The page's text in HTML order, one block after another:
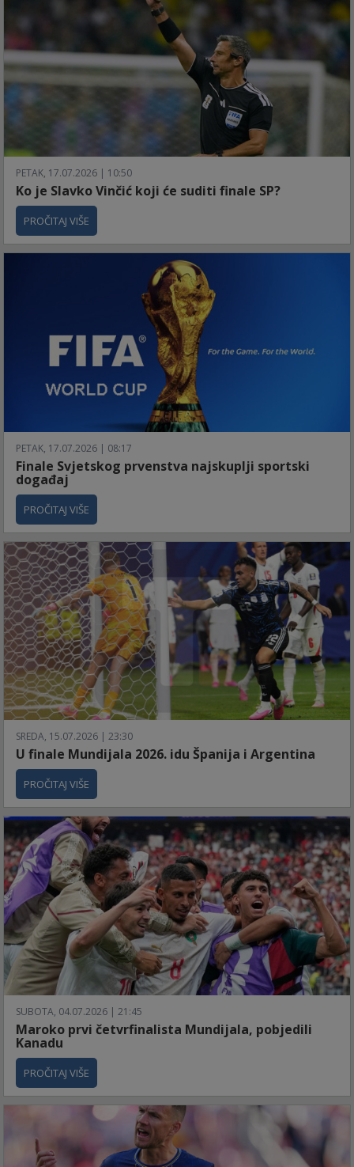
PETAK, 17.07.2026 | 10:50
Ko je Slavko Vinčić koji će suditi finale SP?
PROČITAJ VIŠE
PETAK, 17.07.2026 | 08:17
Finale Svjetskog prvenstva najskuplji sportski
događaj
PROČITAJ VIŠE
SREDA, 15.07.2026 | 23:30
U finale Mundijala 2026. idu Španija i Argentina
PROČITAJ VIŠE
SUBOTA, 04.07.2026 | 21:45
Maroko prvi četvrfinalista Mundijala, pobjedili
Kanadu
PROČITAJ VIŠE